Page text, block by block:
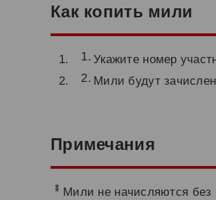
Как копить мили
Укажите номер
Мили будут
Примечания
* Мили не начисляются без